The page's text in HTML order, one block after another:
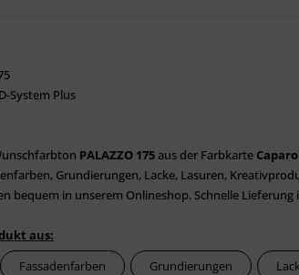
System Plus
PALAZZO 175aus der Farbkarte
Grundierungen, Lacke, Lasuren,
bequem in unserem Onlineshop. Schnelle Lieferung
aus:
Fassadenfarben Grundierungen